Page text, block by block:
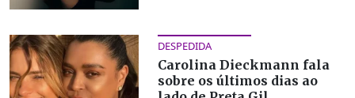
DESPEDIDA
Carolina Dieckmann fala
sobre os últimos dias ao